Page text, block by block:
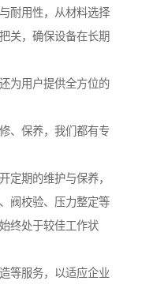
耐用性，从材料选择
关，确保设备在长期
为用户提供全方位的
、保养，我们都有专
定期的维护与保养，
阀校验、压力整定等
终处于较佳工作状
等服务，以适应企业